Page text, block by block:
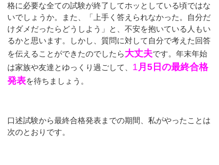
格に必要な全ての試験が終了してホッとしている頃ではな
いでしょうか。また、「上手く答えられなかった。自分だ
けダメだったらどうしよう」と、不安を抱いている人もい
るかと思います。しかし、質問に対して自分で考えた回答
を伝えることができたのでしたら大丈夫です。年末年始
は家族や友達とゆっくり過ごして、 1月5日の最終合格
発表を待ちましょう。
口述試験から最終合格発表までの期間、私がやったことは
次のとおりです。